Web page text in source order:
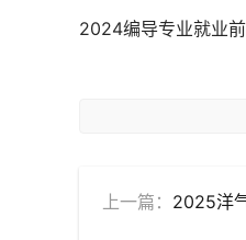
2024编导专业就业
上一篇： 2025洋